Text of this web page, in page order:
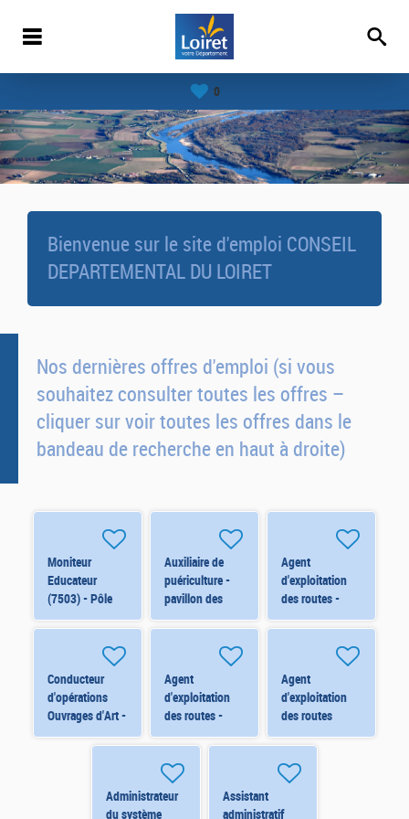
0
Bienvenue sur le site d'emploi CONSEIL
DEPARTEMENTAL DU LOIRET
Nos dernières offres d'emploi (si vous
souhaitez consulter toutes les offres –
cliquer sur voir toutes les offres dans le
bandeau de recherche en haut à droite)
Moniteur
Educateur
(7503) - Pôle
Ados (15-18
Auxiliaire de
puériculture -
pavillon des
Loupiots -
Agent
d'exploitation
des routes -
Viabilité
André (Renfort)
H/F
Conducteur
d'opérations
Ouvrages d'Art -
ORLÉANS
(6873) H/F
Agent
d'exploitation
des routes -
Viabilité
hivernale - CT
d'Orléans Nord
(Renfort) H/F
Agent
d'exploitation
des routes
Centre de
Travaux
d'ARTENAY
Administrateur
du système
Assistant
administratif